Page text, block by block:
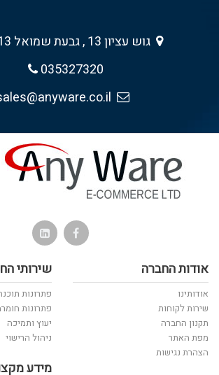
גוש עציון 13 , גבעת שמואל 5403013
035327320
אודות החברה
אודותינו
שירות לקוחות
תקנון החברה
מפת האתר
הצהרת נגישות
שירותי
פתרונות
פתרונות
יעוץ ותמיכה
ניהול הרישוי
מידע